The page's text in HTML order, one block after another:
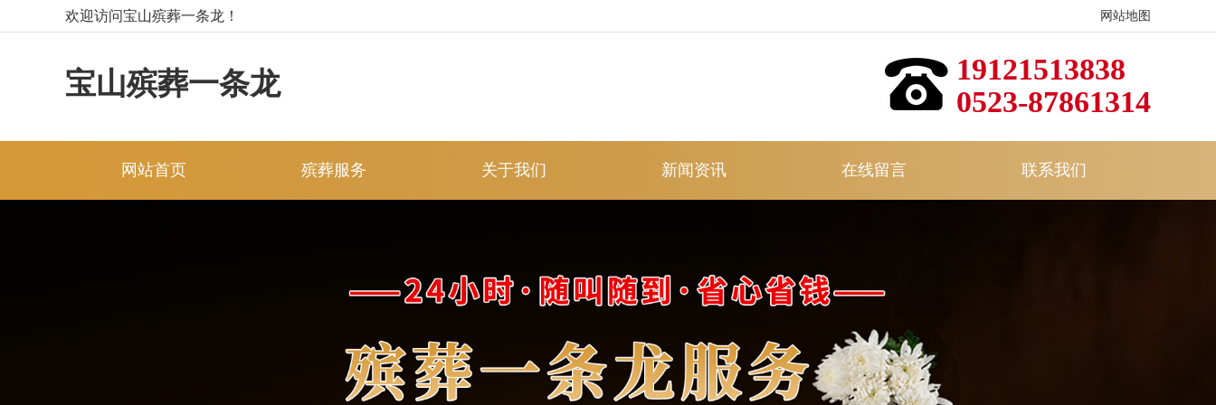
欢迎访问宝山殡葬一条龙！ 网站地图
宝山殡葬一条龙
19121513838
0523-87861314
网站首页 殡葬服务 关于我们 新闻资讯 在线留言 联系我们